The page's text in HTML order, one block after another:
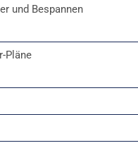
und Bespannen
Pläne